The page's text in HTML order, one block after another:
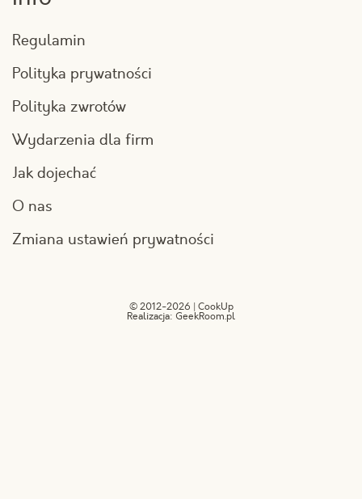
Regulamin
Polityka prywatności
Polityka zwrotów
Wydarzenia dla firm
Jak dojechać
O nas
Zmiana ustawień prywatności
© 2012-2026 | CookUp
Realizacja: GeekRoom.pl